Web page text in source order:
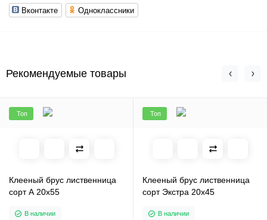
Вконтакте Одноклассники
Рекомендуемые товары
Топ
Клееный брус лиственница
сорт А 20х55
В наличии
Топ
Клееный брус лиственница
сорт Экстра 20х45
В наличии